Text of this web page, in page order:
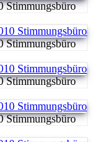
Stimmungsbüro
Stimmungsbüro
Stimmungsbüro
Stimmungsbüro